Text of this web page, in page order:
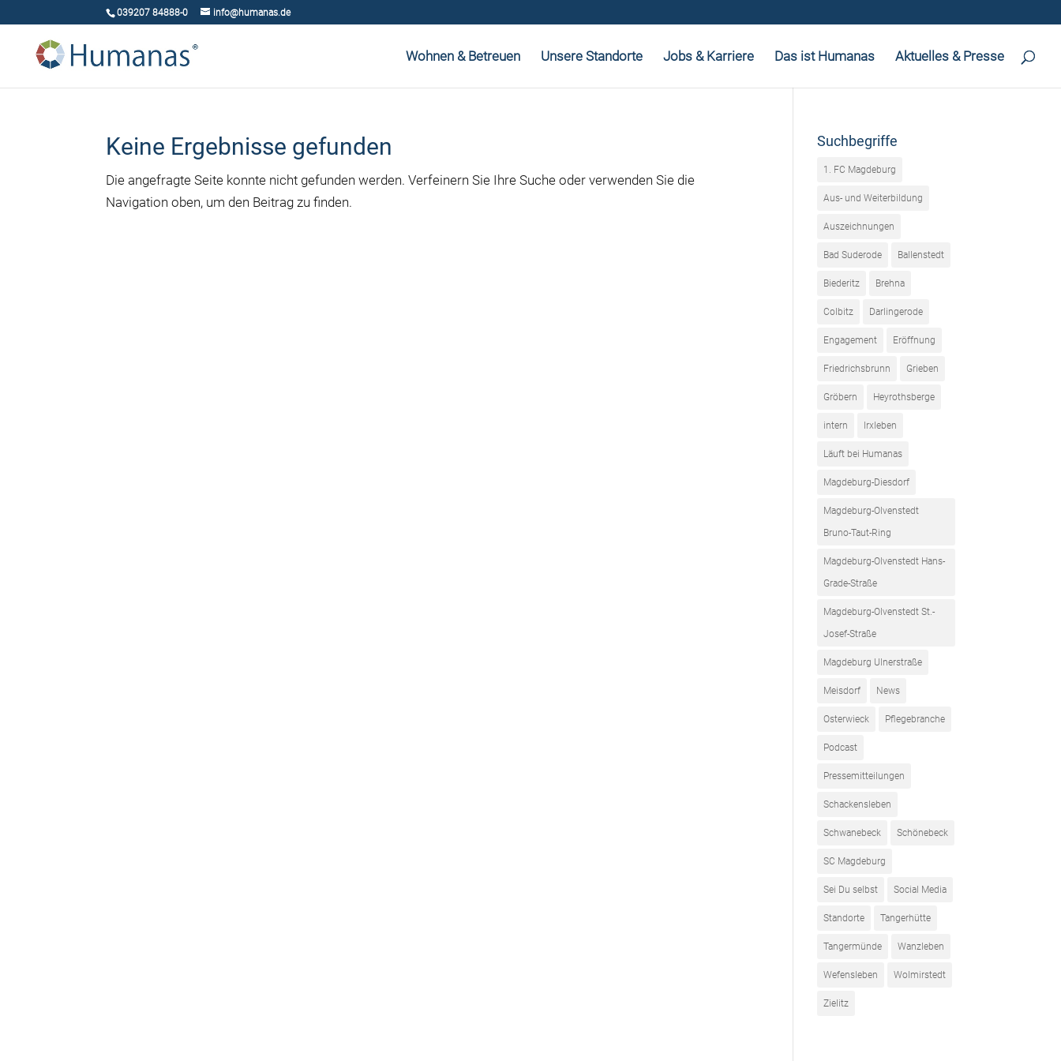
039207 84888-0 info@humanas.de
Wohnen & Betreuen Unsere Standorte Jobs & Karriere Das ist Humanas Aktuelles & Presse
Keine Ergebnisse gefunden
Die angefragte Seite konnte nicht gefunden werden. Verfeinern Sie Ihre Suche oder verwenden Sie die
Navigation oben, um den Beitrag zu finden.
Suchbegriffe
1. FC Magdeburg
Aus- und Weiterbildung
Auszeichnungen
Bad Suderode Ballenstedt
Biederitz Brehna
Colbitz Darlingerode
Engagement Eröffnung
Friedrichsbrunn Grieben
Gröbern Heyrothsberge
intern Irxleben
Läuft bei Humanas
Magdeburg-Diesdorf
Magdeburg-Olvenstedt
Bruno-Taut-Ring
Magdeburg-Olvenstedt Hans-
Grade-Straße
Magdeburg-Olvenstedt St.-
Josef-Straße
Magdeburg Ulnerstraße
Meisdorf News
Osterwieck Pflegebranche
Podcast
Pressemitteilungen
Schackensleben
Schwanebeck Schönebeck
SC Magdeburg
Sei Du selbst Social Media
Standorte Tangerhütte
Tangermünde Wanzleben
Wefensleben Wolmirstedt
Zielitz